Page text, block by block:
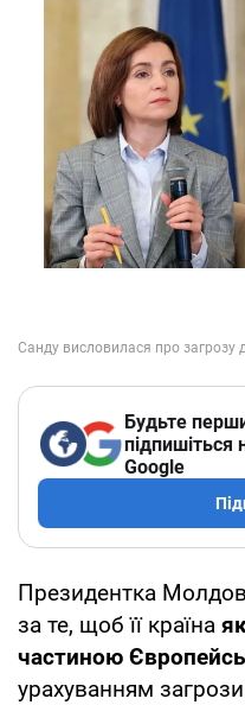
Будьте
підпишіться
Google
Президентка
за те, щоб її країна
частиною
урахуванням